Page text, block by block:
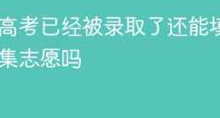
文科水平；
的同学们；
专业。